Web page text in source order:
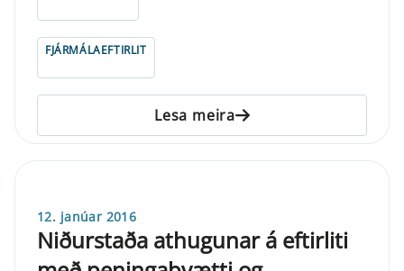
FJÁRMÁLAEFTIRLIT
Lesa meira
12. janúar 2016
Niðurstaða athugunar á eftirliti